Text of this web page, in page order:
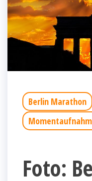
Berlin Marathon
Foto: